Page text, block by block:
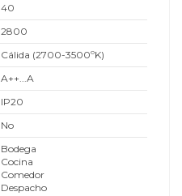
40
2800
Cálida (2700-3500ºK)
A++...A
IP20
No
Bodega
Cocina
Comedor
Despacho